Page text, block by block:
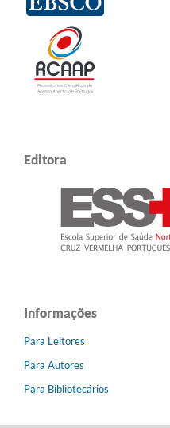
Editora
Informações
Para Leitores
Para Autores
Para Bibliotecários